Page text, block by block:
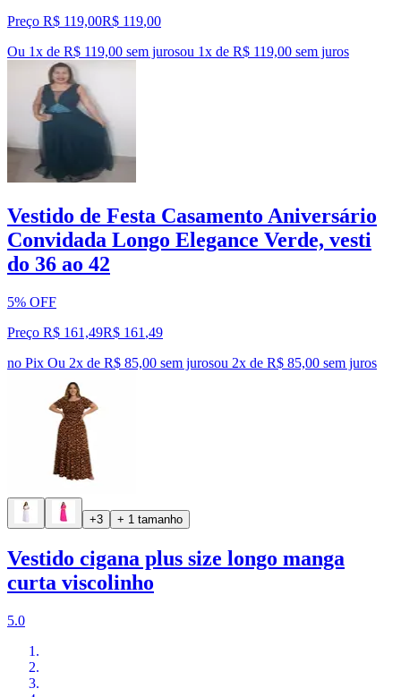
Preço R$ 119,00R$ 119,00
Ou 1x de R$ 119,00 sem jurosou 1x de R$ 119,00 sem juros
Vestido de Festa Casamento Aniversário
Convidada Longo Elegance Verde, vesti
do 36 ao 42
5% OFF
Preço R$ 161,49R$ 161 ,49
no Pix Ou 2x de R$ 85,00 sem jurosou 2x de R$ 85,00 sem juros
+3 + 1 tamanho
Vestido cigana plus size longo manga
curta viscolinho
5.0